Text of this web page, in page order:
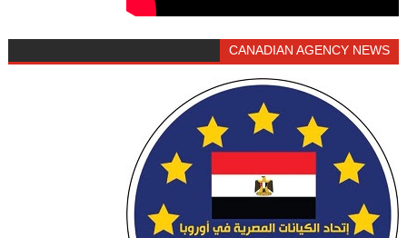
CANADIAN AGENCY NEWS